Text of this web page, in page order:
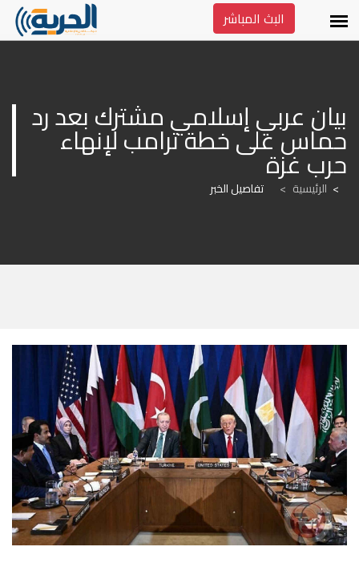
البث المباشر
حماس على خطة ترامب لإنهاء
حرب غزة
الرئيسية > تفاصيل الخبر